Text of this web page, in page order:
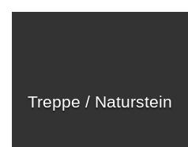
Treppe / Naturstein